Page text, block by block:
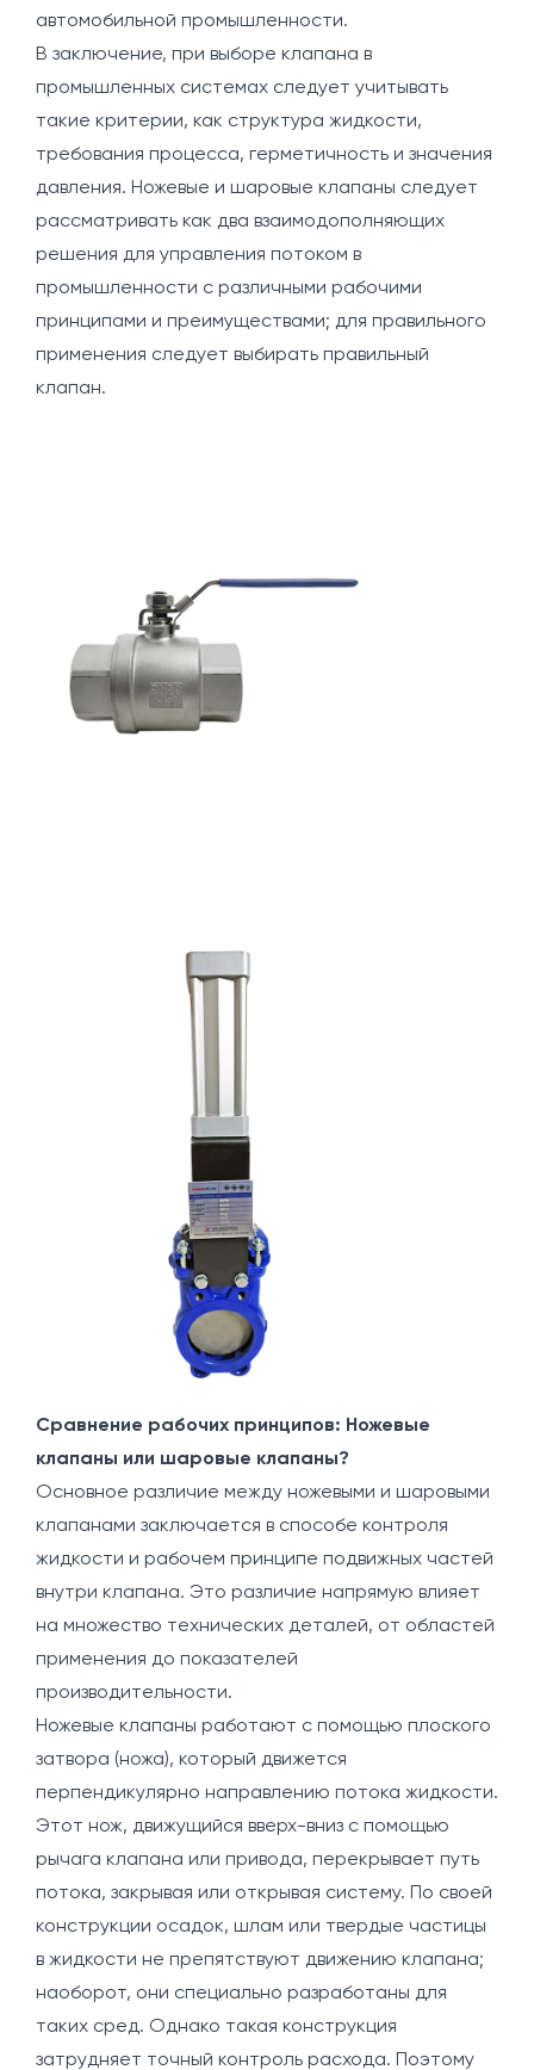
автомобильной промышленности.
В заключение, при выборе клапана в
промышленных системах следует учитывать
такие критерии, как структура жидкости,
требования процесса, герметичность и значения
давления. Ножевые и шаровые клапаны следует
рассматривать как два взаимодополняющих
решения для управления потоком в
промышленности с различными рабочими
принципами и преимуществами; для правильного
применения следует выбирать правильный
клапан.
Сравнение рабочих принципов: Ножевые
клапаны или шаровые клапаны?
Основное различие между ножевыми и шаровыми
клапанами заключается в способе контроля
жидкости и рабочем принципе подвижных частей
внутри клапана. Это различие напрямую влияет
на множество технических деталей, от областей
применения до показателей
производительности.
Ножевые клапаны работают с помощью плоского
затвора (ножа), который движется
перпендикулярно направлению потока жидкости.
Этот нож, движущийся вверх-вниз с помощью
рычага клапана или привода, перекрывает путь
потока, закрывая или открывая систему. По своей
конструкции осадок, шлам или твердые частицы
в жидкости не препятствуют движению клапана;
наоборот, они специально разработаны для
таких сред. Однако такая конструкция
затрудняет точный контроль расхода. Поэтому